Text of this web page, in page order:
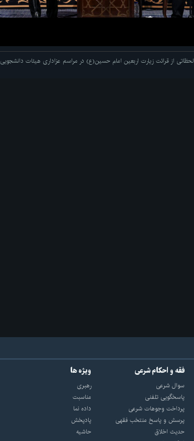
لحظاتی از قرائت زیارت اربعین امام حسین(ع) در مراسم عزاداری هیئات دانشجویی
فقه و احکام شرعی
سوال شرعی
پاسخگویی تلفنی
پرداخت وجوهات شرعی
پرسش و پاسخ منتخب فقهی
حدیث اخلاق
ویژه ها
رهبری
مناسبت
داده نما
پادپخش
حاشیه